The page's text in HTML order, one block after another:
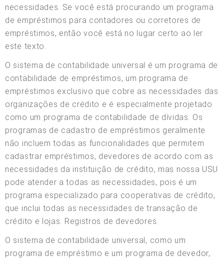
necessidades. Se você está procurando um programa
de empréstimos para contadores ou corretores de
empréstimos, então você está no lugar certo ao ler
este texto.
O sistema de contabilidade universal é um programa de
contabilidade de empréstimos, um programa de
empréstimos exclusivo que cobre as necessidades das
organizações de crédito e é especialmente projetado
como um programa de contabilidade de dívidas. Os
programas de cadastro de empréstimos geralmente
não incluem todas as funcionalidades que permitem
cadastrar empréstimos, devedores de acordo com as
necessidades da instituição de crédito, mas nossa USU
pode atender a todas as necessidades, pois é um
programa especializado para cooperativas de crédito,
que inclui todas as necessidades de transação de
crédito e lojas. Registros de devedores.
O sistema de contabilidade universal, como um
programa de empréstimo e um programa de devedor,